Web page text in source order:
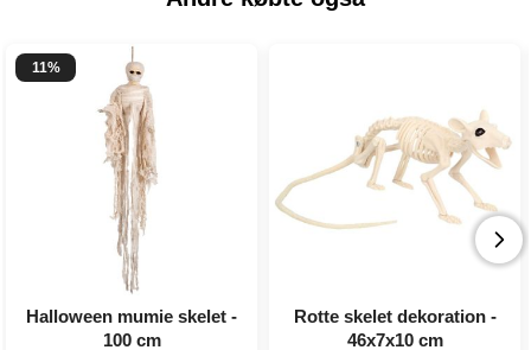
11%
Halloween mumie skelet -
100 cm
Rotte skelet dekoration -
46x7x10 cm